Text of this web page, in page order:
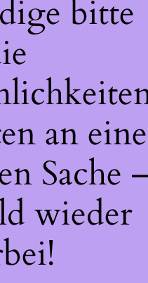
bitte
an
Sache
wieder